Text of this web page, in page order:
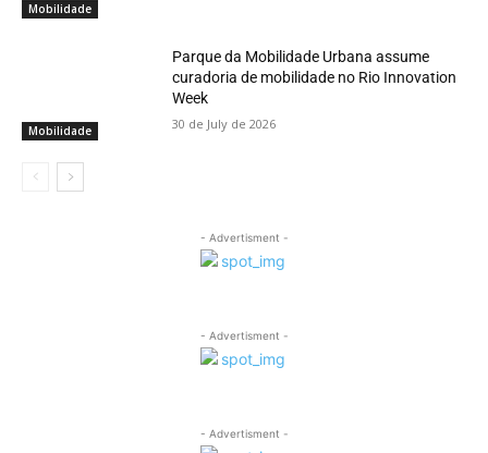
Mobilidade
Mobilidade
Parque da Mobilidade Urbana assume
curadoria de mobilidade no Rio Innovation
Week
30 de July de 2026
- Advertisment -
- Advertisment -
- Advertisment -